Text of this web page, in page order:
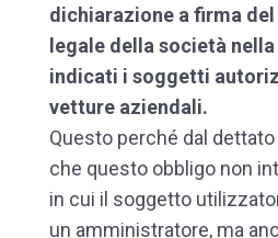
dichiarazione a firma
legale della società
indicati i soggetti
vetture aziendali.
Questo perché dal
che questo obbligo non
in cui il soggetto
un amministratore, ma